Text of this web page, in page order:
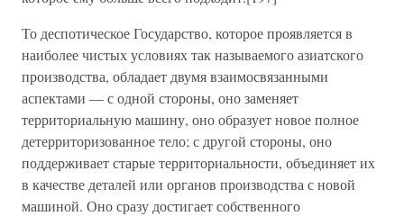
То деспотическое Государство, которое проявляется в
наиболее чистых условиях так называемого азиатского
производства, обладает двумя взаимосвязанными
аспектами — с одной стороны, оно заменяет
территориальную машину, оно образует новое полное
детерриторизованное тело; с другой стороны, оно
поддерживает старые территориальности, объединяет их
в качестве деталей или органов производства с новой
машиной. Оно сразу достигает собственного